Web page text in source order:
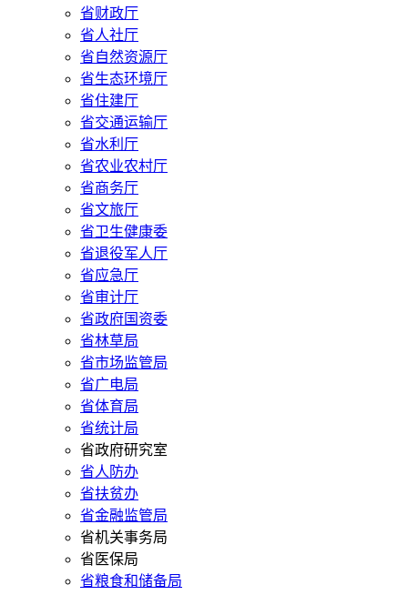
省财政厅
省人社厅
省自然资源厅
省生态环境厅
省住建厅
省交通运输厅
省水利厅
省农业农村厅
省商务厅
省文旅厅
省卫生健康委
省退役军人厅
省应急厅
省审计厅
省政府国资委
省林草局
省市场监管局
省广电局
省体育局
省统计局
省政府研究室
省人防办
省扶贫办
省金融监管局
省机关事务局
省医保局
省粮食和储备局